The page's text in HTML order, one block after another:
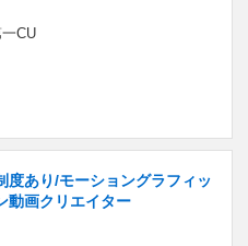
CU
度あり/モーショングラフィッ
動画クリエイター